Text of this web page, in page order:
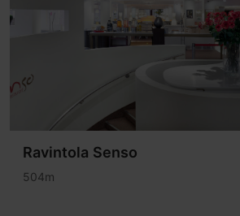
Ravintola Senso
504m